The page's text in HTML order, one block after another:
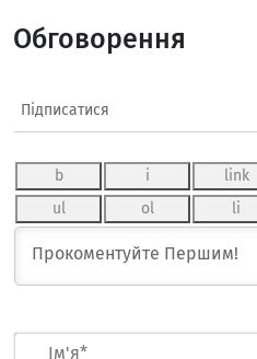
Обговорення
Підписатися